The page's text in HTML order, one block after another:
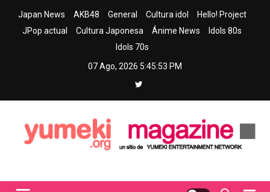
Japan News AKB48 General Cultura idol
Hello! Project
JPop actual
Cultura Japonesa Ánime News
Idols 80s
Idols 70s
07 Ago, 2026 5:45:55 PM